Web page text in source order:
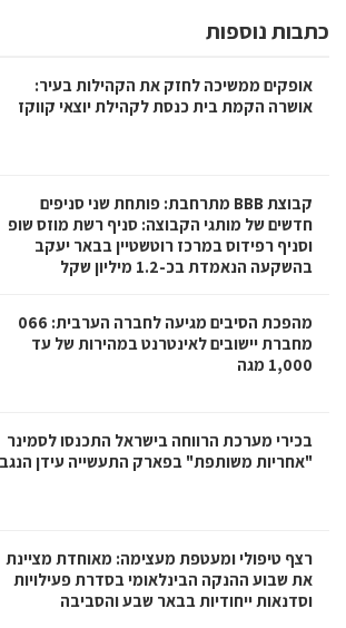
כתבות נוספות
אופקים ממשיכה לחזק את הקהילות בעיר:
אושרה הקמת בית כנסת לקהילת יוצאי קווקז
קבוצת BBB מתרחבת: פותחת שני סניפים
חדשים של מותגי הקבוצה: סניף רשת מוזס שופ
וסניף רפידוס במרכז רוטשטיין בבאר יעקב
בהשקעה הנאמדת בכ-1.2 מיליון שקל
מהפכת הסיבים מגיעה לחברה הערבית: 066
מחברת יישובים לאינטרנט במהירות של עד
1,000 מגה
בכירי מערכת הרווחה בישראל התכנסו לסמינר
"אחריות משותפת" בפארק התעשייה עידן הנגב
רצף טיפולי ומעטפת מעצימה: מאוחדת מציינת
את שבוע ההנקה הבינלאומי בסדרת פעילויות
וסדנאות ייחודיות בבאר שבע והסביבה